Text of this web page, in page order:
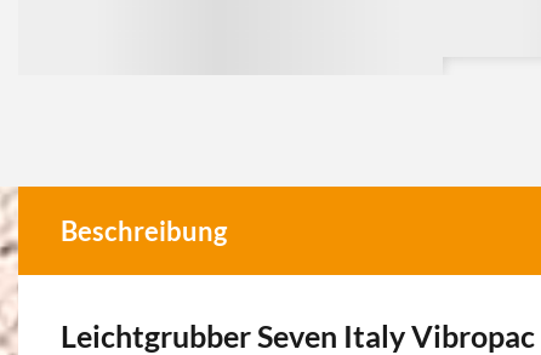
Beschreibung
Leichtgrubber Seven Italy